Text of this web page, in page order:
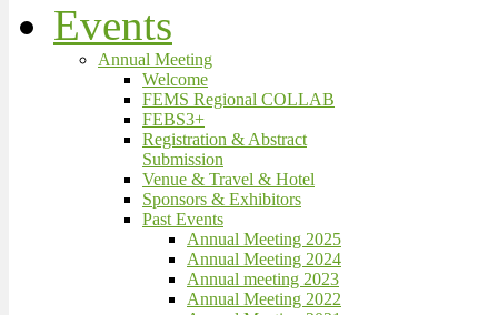
Events
Annual Meeting
Welcome
FEMS Regional COLLAB
FEBS3+
Registration & Abstract
Submission
Venue & Travel & Hotel
Sponsors & Exhibitors
Past Events
Annual Meeting 2025
Annual Meeting 2024
Annual meeting 2023
Annual Meeting 2022